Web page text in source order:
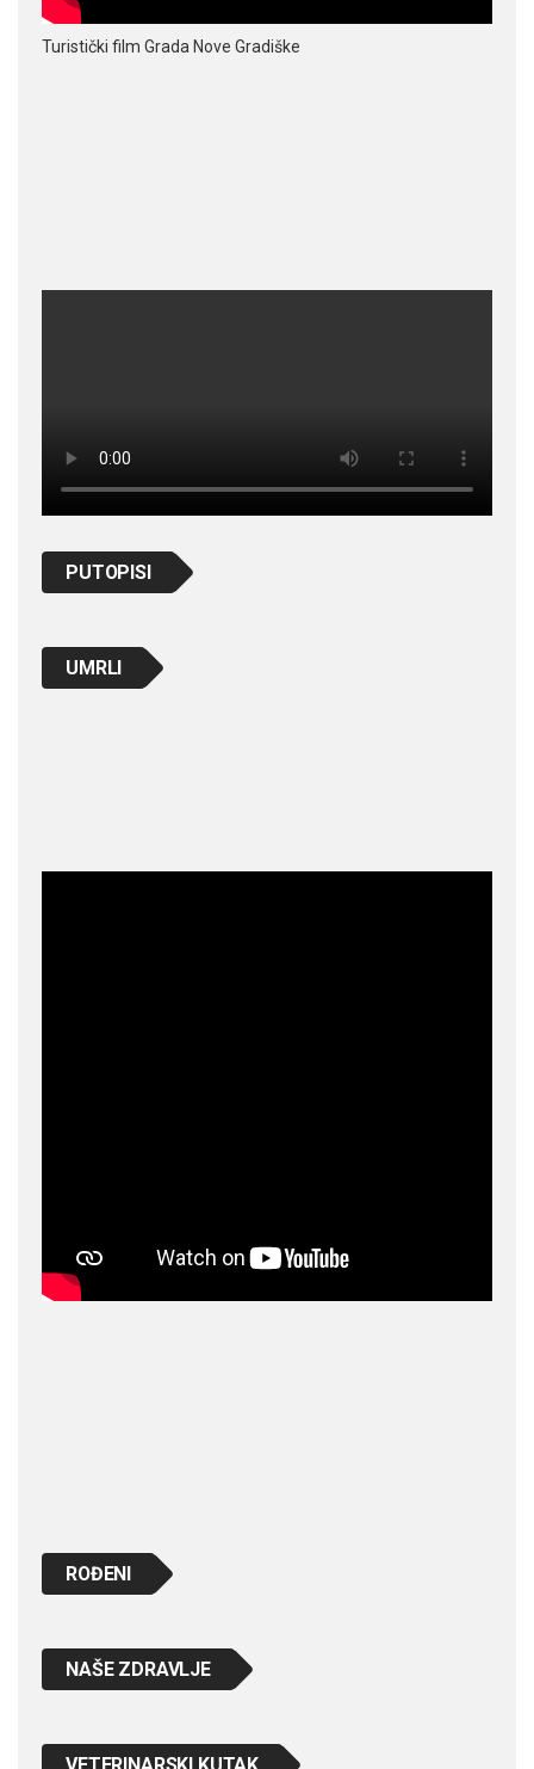
Turistički film Grada Nove Gradiške
PUTOPISI
UMRLI
ROĐENI
NAŠE ZDRAVLJE
VETERINARSKI KUTAK